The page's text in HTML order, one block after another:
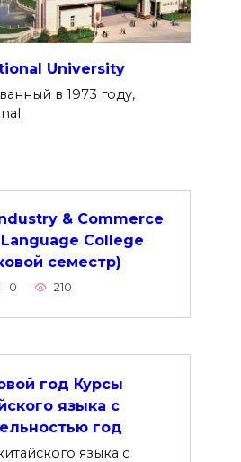
University
в 1973 году,
& Commerce
College
семестр)
0 210
год Курсы
языка с
год
языка с